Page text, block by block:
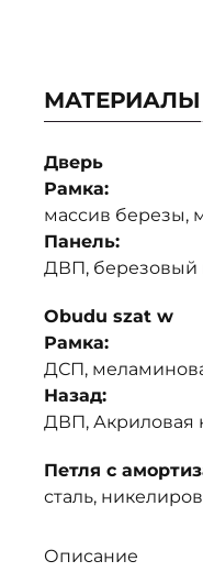
МАТЕРИАЛЫ
Дверь
Рамка:
массив березы,
Панель:
ДВП, березовый
Obudu szat w
Рамка:
ДСП,
Назад:
ДВП, Акриловая
Петля с
сталь,
Описание